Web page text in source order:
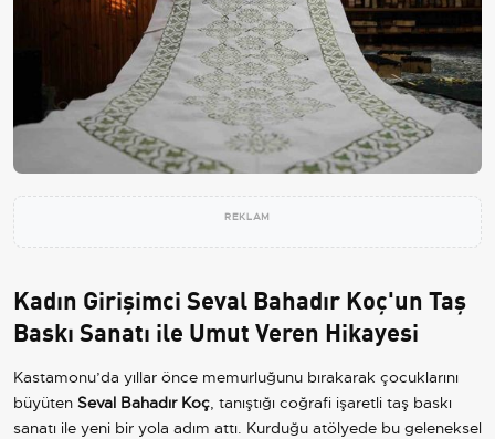
REKLAM
Kadın Girişimci Seval Bahadır Koç'un Taş
Baskı Sanatı ile Umut Veren Hikayesi
Kastamonu’da yıllar önce memurluğunu bırakarak çocuklarını
büyüten Seval Bahadır Koç, tanıştığı coğrafi işaretli taş baskı
sanatı ile yeni bir yola adım attı. Kurduğu atölyede bu geleneksel